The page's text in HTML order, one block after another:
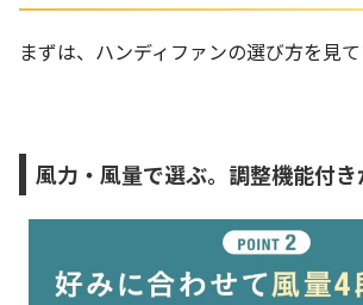
まずは、ハンディファンの選び方を見て
風力・風量で選ぶ。調整機能付き